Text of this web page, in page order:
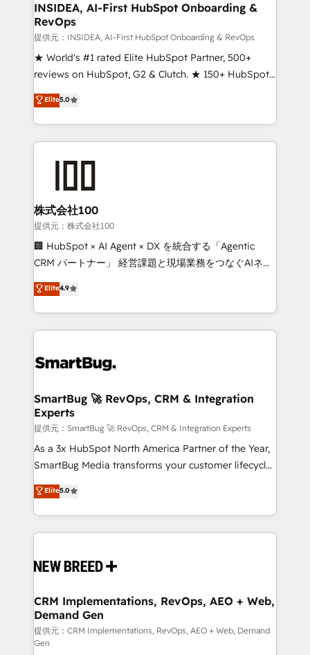
INSIDEA, AI-First HubSpot Onboarding &
RevOps
提供元：INSIDEA, AI-First HubSpot Onboarding & RevOps
★ World's #1 rated Elite HubSpot Partner, 500+
reviews on HubSpot, G2 & Clutch. ★ 150+ HubSpot
Certified Experts & Trainers across the team ★
1,500+ implementations across five continents ★ AI-
First, RevOps-led, Onboarding obsessed ★
Company of the Year 2024/25 INSIDEA helps
and build AI-powered workflows that drive adoption
from week one, in your time zone. What we do ➤
Onboarding: Live in weeks, with workflows built
around your business, not a template. ➤ Migration:
Move from any legacy CRM. Zero downtime, full data
run your revenue process. Sales, marketing, and
service wired together. ➤ AI and Integrations: Layer
tune-ups, feature rollouts, adoption coaching. Buying
HubSpot, switching to it, or reviving a stale portal?
We are built for the work.
Elite5.0
株式会社100
提供元：株式会社100
🏢 HubSpot × AI Agent × DX を統合する「Agentic
CRM パートナー」 経営課題と現場業務をつなぐAIネイ
ティブ・エージェンシーとして、HubSpot Eliteの実装
力で顧客フロント業務を再設計します。 💡 100inc は何
をする会社か？ HubSpotを共通基盤に、AIエージェン
トを組み込んだ顧客フロント業務（マーケティング・営
ィブ・エージェンシーです。事業部・グループ会社・部
を、CRMを軸とした全社共通基盤に再構築します。意
思決定者・PMO・現場担当者に並走します。 1️⃣
HubSpot導入・活用支援 顧客データの一元化から、
GTMの見える化・自動化まで。全Hub統合運用、デー
タ品質設計、グループ横断のCRM統合に対応します。
の一部をAIが自律実行する組織への移行を設計・実装。
Breeze・Claude等をHubSpotと連携させ、役割定義・
革を、構想から実装・定着までPMOとして主導。「設
の統合・浸透・変革管理を実行します。 ▸ CMS戦略設
計・構築：リード獲得・CVR・SEOを前提にした情報設
計・導線設計・テンプレート設計をContent Hubで一体
提供。 ▸ 既存CRM・MAからの移行支援：Salesforce・
Elite4.9
SmartBug 🚀 RevOps, CRM & Integration
Experts
提供元：SmartBug 🚀 RevOps, CRM & Integration Experts
As a 3x HubSpot North America Partner of the Year,
SmartBug Media transforms your customer lifecycle
into a revenue engine. Our unified ecosystem
includes specialized divisions Globalia (AI &
Software) and Point Success Media (Paid Media),
making this the official home for all three brands. 🔄
and system integrations powered by Globalia’s
trainers to drive platform adoption. 📈 Revenue
Generation - Full-funnel marketing and high-
performance advertising via Point Success Media. -
Expert deployment of Breeze AI and custom agents
Elite5.0
CRM Implementations, RevOps, AEO + Web,
Demand Gen
提供元：CRM Implementations, RevOps, AEO + Web, Demand
Gen